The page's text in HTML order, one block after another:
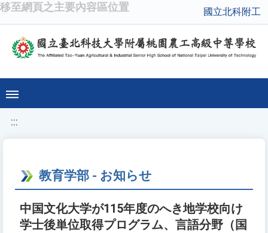
移至網頁之主要內容區位置 國立北科附工
:::
教育学部 - お知らせ
中国文化大学が115年度のへき地学校向け
学士後単位取得プログラム、言語分野（国